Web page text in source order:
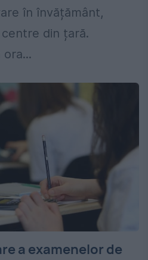
în învățământ,
din țară.
a examenelor de